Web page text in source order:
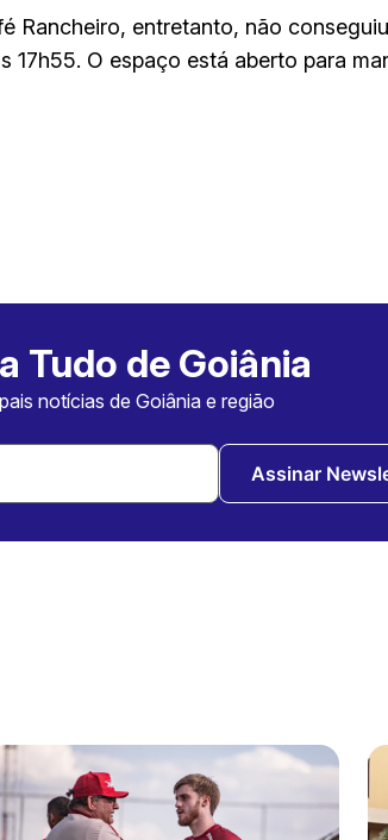
Rancheiro, entretanto, não
17h55. O espaço está aberto para
Tudo de Goiânia
notícias de Goiânia e região
Assinar